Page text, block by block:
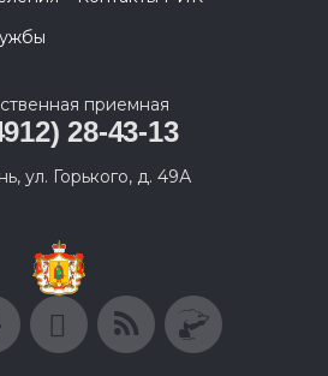
приемная
28-43-13
ул. Горького, д. 49А